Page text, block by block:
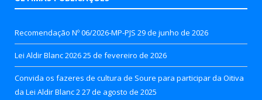
Recomendação Nº 06/2026-MP-PJS 29 de junho de 2026
Lei Aldir Blanc 202625 de fevereiro de 2026
Convida os fazeres de cultura de Soure para participar da Oitiva
da Lei Aldir Blanc 2 27 de agosto de 2025